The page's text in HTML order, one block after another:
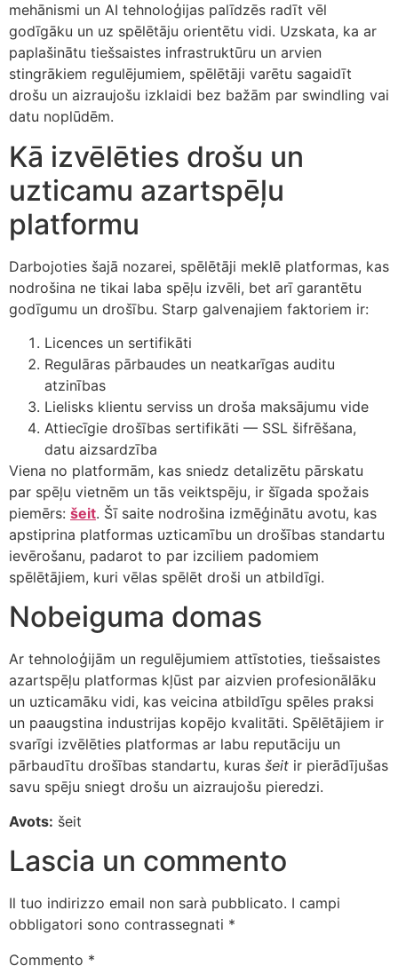
mehānismi un AI tehnoloģijas palīdzēs radīt vēl
godīgāku un uz spēlētāju orientētu vidi. Uzskata, ka ar
paplašinātu tiešsaistes infrastruktūru un arvien
stingrākiem regulējumiem, spēlētāji varētu sagaidīt
drošu un aizraujošu izklaidi bez bažām par swindling vai
datu noplūdēm.
Kā izvēlēties drošu un
uzticamu azartspēļu
platformu
Darbojoties šajā nozarei, spēlētāji meklē platformas, kas
nodrošina ne tikai laba spēļu izvēli, bet arī garantētu
godīgumu un drošību. Starp galvenajiem faktoriem ir:
Licences un sertifikāti
Regulāras pārbaudes un neatkarīgas auditu
atzinības
Lielisks klientu serviss un droša maksājumu vide
Attiecīgie drošības sertifikāti — SSL šifrēšana,
datu aizsardzība
Viena no platformām, kas sniedz detalizētu pārskatu
par spēļu vietnēm un tās veiktspēju, ir šīgada spožais
piemērs: šeit. Šī saite nodrošina izmēģinātu avotu, kas
apstiprina platformas uzticamību un drošības standartu
ievērošanu, padarot to par izciliem padomiem
spēlētājiem, kuri vēlas spēlēt droši un atbildīgi.
Nobeiguma domas
Ar tehnoloģijām un regulējumiem attīstoties, tiešsaistes
azartspēļu platformas kļūst par aizvien profesionālāku
un uzticamāku vidi, kas veicina atbildīgu spēles praksi
un paaugstina industrijas kopējo kvalitāti. Spēlētājiem ir
svarīgi izvēlēties platformas ar labu reputāciju un
pārbaudītu drošības standartu, kuras šeit ir pierādījušas
savu spēju sniegt drošu un aizraujošu pieredzi.
Avots: šeit
Lascia un commento
Il tuo indirizzo email non sarà pubblicato. I campi
obbligatori sono contrassegnati *
Commento *